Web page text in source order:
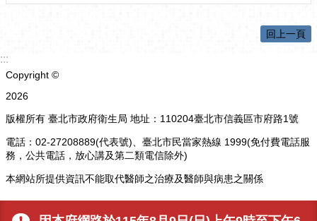
回上一頁
:::
Copyright ©
2026
版權所有 臺北市政府衛生局 地址：110204臺北市信義區市府路1號
電話：02-27208889(代表號)、臺北市民當家熱線 1999(免付費電話服
務，公共電話，放心講及第二類電信除外)
本網站所提供資訊不能取代醫師之治療及醫師與病患之關係